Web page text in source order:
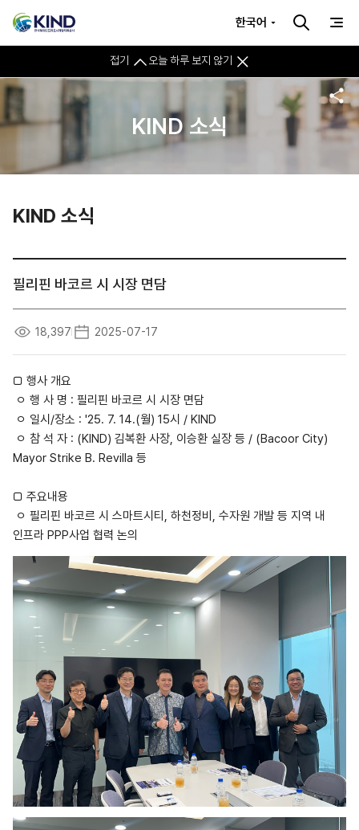
접기 오늘 하루 보지 않기
한국어
KIND 소식
KIND 소식
필리핀 바코르 시 시장 면담
18,397 2025-07-17
□ 행사 개요
ㅇ 행 사 명 : 필리핀 바코르 시 시장 면담
ㅇ 일시/장소 : '25. 7. 14.(월) 15시 / KIND
ㅇ 참 석 자 : (KIND) 김복환 사장, 이승환 실장 등 / (Bacoor City)
Mayor Strike B. Revilla 등
□ 주요내용
ㅇ 필리핀 바코르 시 스마트시티, 하천정비, 수자원 개발 등 지역 내
인프라 PPP사업 협력 논의